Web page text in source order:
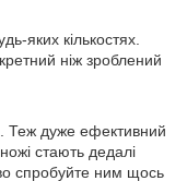
яких кількостях.
ніж зроблений
Теж дуже ефективний
стають дедалі
спробуйте ним щось